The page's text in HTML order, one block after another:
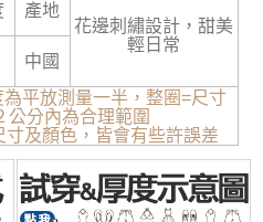
產地
花邊刺繡設計，甜美
輕日常
中國
平放測量一半，整圈=尺寸
公分內為合理範圍
及顏色，皆會有些許誤差